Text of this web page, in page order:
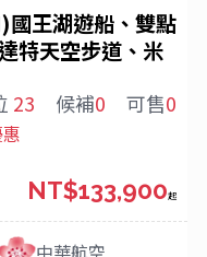
王湖遊船、雙點
特天空步道、米
23 候補0 可售0
中華航空
NT$133,900起